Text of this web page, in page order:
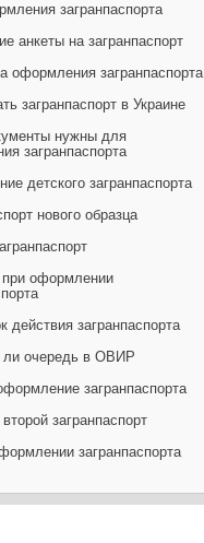
загранпаспорта
анкеты на загранпаспорт
оформления загранпаспорта
загранпаспорт в Украине
нужны для
загранпаспорта
детского загранпаспорта
нового образца
оформлении
действия загранпаспорта
ли очередь в ОВИР
загранпаспорта
загранпаспорт
загранпаспорта